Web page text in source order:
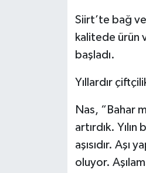
Siirt’te bağ
kalitede ürün
başladı.
Yıllardır
Nas, “Bahar
artırdık.
aşısıdır. Aşı
oluyor.